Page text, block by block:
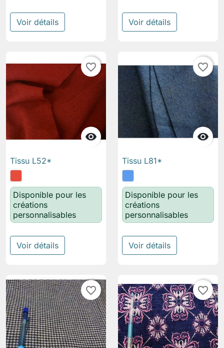
Voir détails Voir détails

favorite_border
Tissu L52*
Disponible pour les
créations
personnalisables
Voir détails

favorite_border
Tissu L81*
Disponible pour les
créations
personnalisables
Voir détails
favorite_border favorite_border